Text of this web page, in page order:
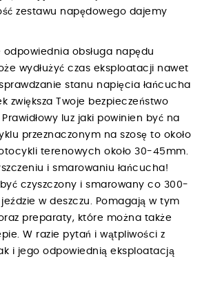
zestawu napędowego dajemy
odpowiednia obsługa napędu
wydłużyć czas eksploatacji nawet
stanu napięcia łańcucha
zwiększa Twoje bezpieczeństwo
luz jaki powinien być na
przeznaczonym na szosę to około
terenowych około 30-45mm.
i smarowaniu łańcucha!
czyszczony i smarowany co 300-
w deszczu. Pomagają w tym
preparaty, które można także
W razie pytań i wątpliwości z
i jego odpowiednią eksploatacją